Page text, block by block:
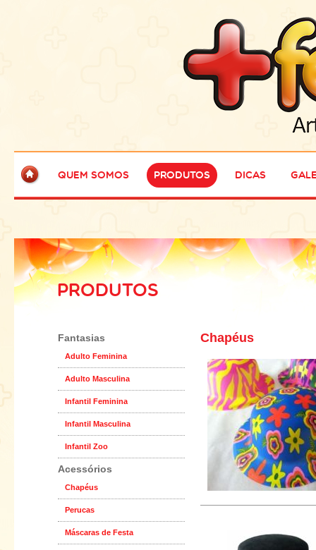
Quem Somos Produtos Dicas
PRODUTOS
Fantasias
Adulto Feminina
Adulto Masculina
Infantil Feminina
Infantil Masculina
Infantil Zoo
Acessórios
Chapéus
Perucas
Máscaras de Festa
Chapéus